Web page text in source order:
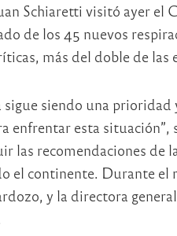
Schiaretti visitó ayer el
de los 45 nuevos
más del doble de
sigue siendo una
enfrentar esta
las recomendaciones
el continente. Durante el
y la directora